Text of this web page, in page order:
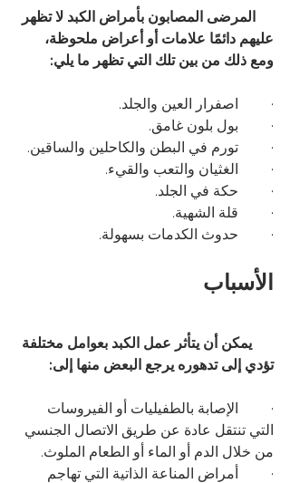
     المرضى المصابون بأمراض الكبد لا تظهر
عليهم دائمًا علامات أو أعراض ملحوظة،
ومع ذلك من بين تلك التي تظهر ما يلي:
·         اصفرار العين والجلد.
·         بول بلون غامق.
·         تورم في البطن والكاحلين والساقين.
·         الغثيان والتعب والقيء.
·         حكة في الجلد.
·         قلة الشهية.
·         حدوث الكدمات بسهولة.
الأسباب
      يمكن أن يتأثر عمل الكبد بعوامل مختلفة
تؤدي إلى تدهوره يرجع البعض منها إلى:
·         الإصابة بالطفيليات أو الفيروسات
التي تنتقل عادة عن طريق الاتصال الجنسي
من خلال الدم أو الماء أو الطعام الملوث.
·         أمراض المناعة الذاتية التي تهاجم